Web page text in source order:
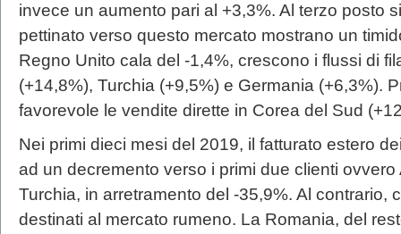
invece un aumento pari al +3,3%. Al terzo posto
pettinato verso questo mercato mostrano un
Regno Unito cala del -1,4%, crescono i flussi di
(+14,8%), Turchia (+9,5%) e Germania (+6,3%).
favorevole le vendite dirette in Corea del Sud
Nei primi dieci mesi del 2019, il fatturato estero
ad un decremento verso i primi due clienti
Turchia, in arretramento del -35,9%. Al contrario,
destinati al mercato rumeno. La Romania, del